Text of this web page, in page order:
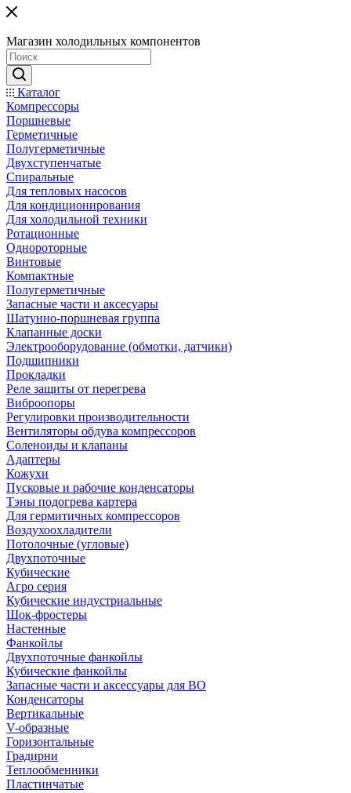
Магазин холодильных компонентов
Каталог
Компрессоры
Поршневые
Герметичные
Полугерметичные
Двухступенчатые
Спиральные
Для тепловых насосов
Для кондиционирования
Для холодильной техники
Ротационные
Однороторные
Винтовые
Компактные
Полугерметичные
Запасные части и аксесуары
Шатунно-поршневая группа
Клапанные доски
Электрооборудование (обмотки, датчики)
Подшипники
Прокладки
Реле защиты от перегрева
Виброопоры
Регулировки производительности
Вентиляторы обдува компрессоров
Соленоиды и клапаны
Адаптеры
Кожухи
Пусковые и рабочие конденсаторы
Тэны подогрева картера
Для гермитичных компрессоров
Воздухоохладители
Потолочные (угловые)
Двухпоточные
Кубические
Агро серия
Кубические индустриальные
Шок-фростеры
Настенные
Фанкойлы
Двухпоточные фанкойлы
Кубические фанкойлы
Запасные части и аксессуары для ВО
Конденсаторы
Вертикальные
V-образные
Горизонтальные
Градирни
Теплообменники
Пластинчатые